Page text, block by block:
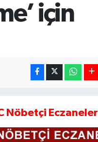
için
Nöbetçi Eczaneler